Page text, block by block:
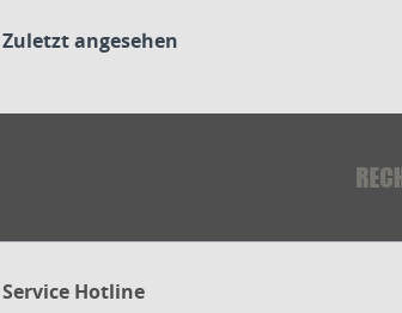
Zuletzt angesehen
Service Hotline